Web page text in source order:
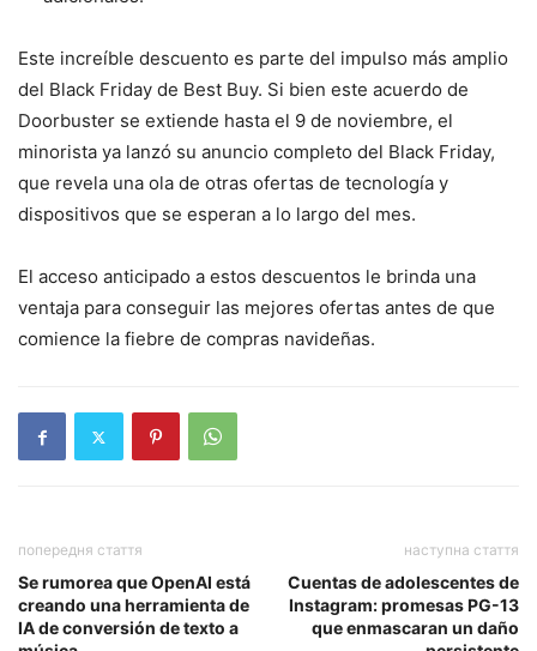
Este increíble descuento es parte del impulso más amplio
del Black Friday de Best Buy. Si bien este acuerdo de
Doorbuster se extiende hasta el 9 de noviembre, el
minorista ya lanzó su anuncio completo del Black Friday,
que revela una ola de otras ofertas de tecnología y
dispositivos que se esperan a lo largo del mes.
El acceso anticipado a estos descuentos le brinda una
ventaja para conseguir las mejores ofertas antes de que
comience la fiebre de compras navideñas.
попередня стаття
Se rumorea que OpenAI está
creando una herramienta de
IA de conversión de texto a
наступна стаття
Cuentas de adolescentes de
Instagram: promesas PG-13
que enmascaran un daño